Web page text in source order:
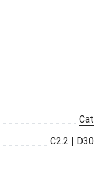
Cat
C2.2 | D30